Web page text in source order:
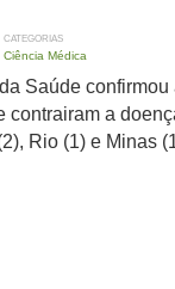
CATEGORIAS
Ciência Médica
Saúde
contrairam a
Rio (1) e Minas